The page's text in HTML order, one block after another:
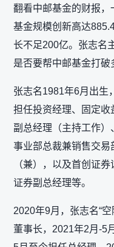
翻看中邮基金的财报，
基金规模创新高达
长不足200亿。张志名
是否要帮中邮基金打破
张志名1981年6月出生
担任投资经理、固定收
副总经理（主持工作
事业部总裁兼销售交易
（兼），以及首创证
证券副总经理等。
2020年9月，张志名“空
董事长，2021年2月-5